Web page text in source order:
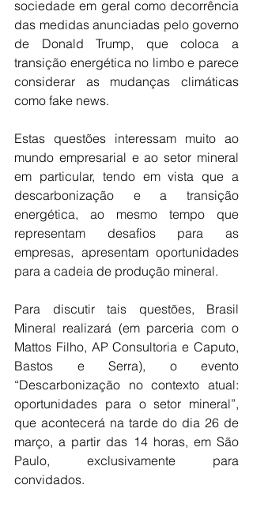
sociedade em geral como decorrência
das medidas anunciadas pelo governo
de Donald Trump, que coloca a
transição energética no limbo e parece
considerar as mudanças climáticas
como fake news.
Estas questões interessam muito ao
mundo empresarial e ao setor mineral
em particular, tendo em vista que a
descarbonização e a transição
energética, ao mesmo tempo que
representam desafios para as
empresas, apresentam oportunidades
para a cadeia de produção mineral.
Para discutir tais questões, Brasil
Mineral realizará (em parceria com o
Mattos Filho, AP Consultoria e Caputo,
Bastos e Serra), o evento
“Descarbonização no contexto atual:
oportunidades para o setor mineral”,
que acontecerá na tarde do dia 26 de
março, a partir das 14 horas, em São
Paulo, exclusivamente para
convidados.